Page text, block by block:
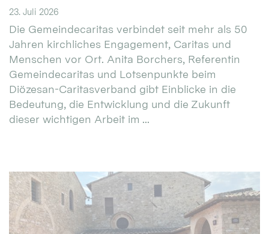
23. Juli 2026
Die Gemeindecaritas verbindet seit mehr als 50
Jahren kirchliches Engagement, Caritas und
Menschen vor Ort. Anita Borchers, Referentin
Gemeindecaritas und Lotsenpunkte beim
Diözesan-Caritasverband gibt Einblicke in die
Bedeutung, die Entwicklung und die Zukunft
dieser wichtigen Arbeit im ...